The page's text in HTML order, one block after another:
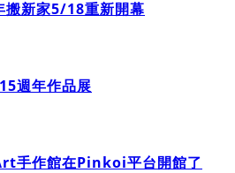
搬新家5/18重新開幕
週年作品展
手作館在Pinkoi平台開館了